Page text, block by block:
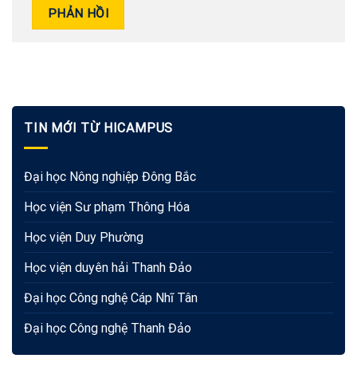
TIN MỚI TỪ HICAMPUS
Đại học Nông nghiệp Đông Bắc
Học viện Sư phạm Thông Hóa
Học viện Duy Phường
Học viện duyên hải Thanh Đảo
Đại học Công nghệ Cáp Nhĩ Tân
Đại học Công nghệ Thanh Đảo